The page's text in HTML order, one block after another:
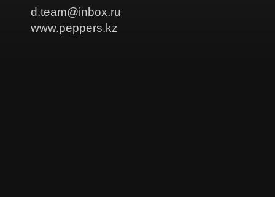
d.team@inbox.ru
www.peppers.kz